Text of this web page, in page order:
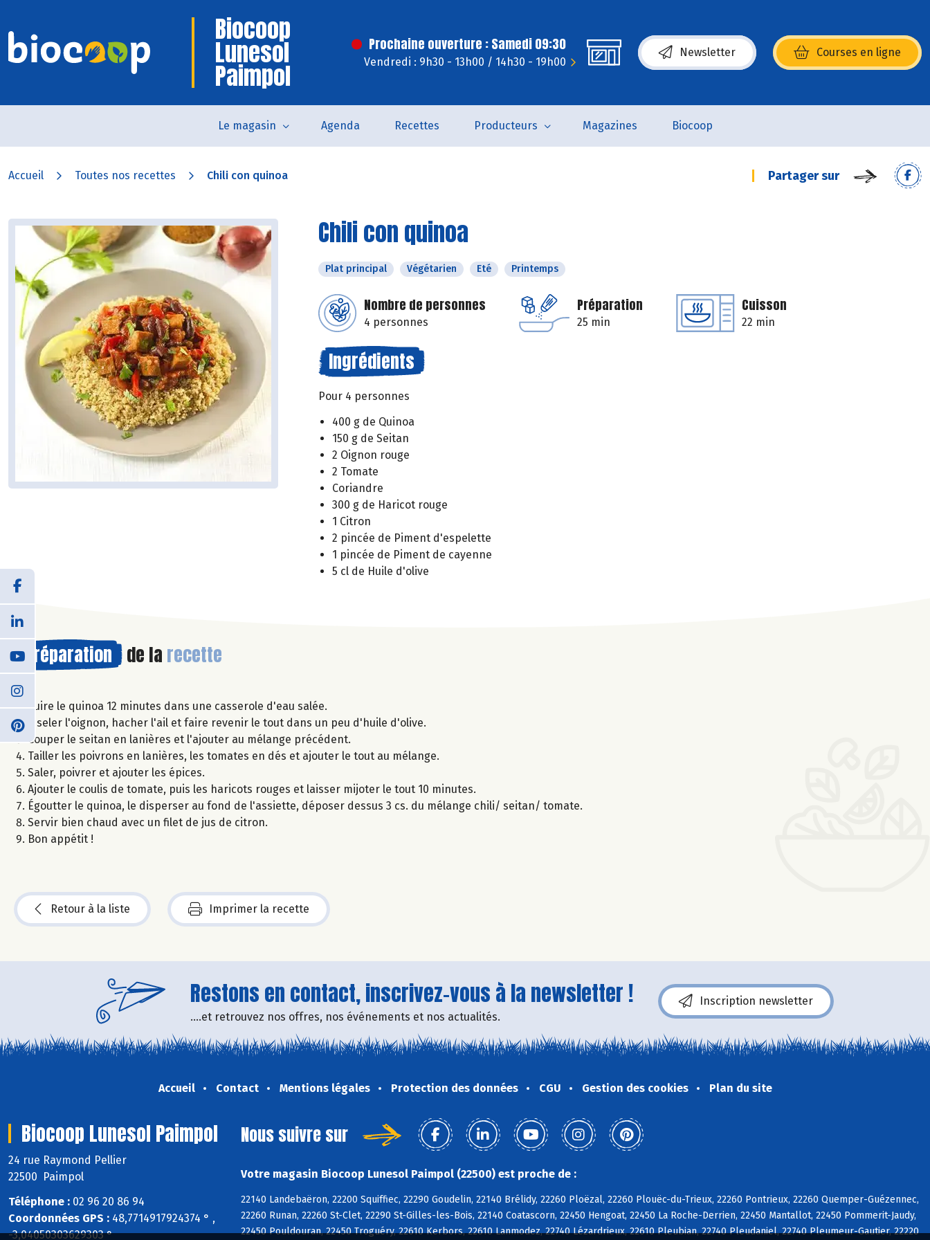
Biocoop
Lunesol
Paimpol
Prochaine ouverture : Samedi 09:30
Vendredi : 9h30 - 13h00 / 14h30 - 19h00
Newsletter Courses en ligne
(s’ouvre dans une nouvelle fenêtre)
Le magasin Agenda Recettes Producteurs Magazines Biocoop
Accueil Toutes nos recettes Chili con quinoa Partager sur
Chili con quinoa
Plat principal Végétarien Eté Printemps
Nombre de personnes
4 personnes
Préparation
25 min
Cuisson
22 min
Ingrédients
Pour 4 personnes
400 g de Quinoa
150 g de Seitan
2 Oignon rouge
2 Tomate
Coriandre
300 g de Haricot rouge
1 Citron
2 pincée de Piment d'espelette
1 pincée de Piment de cayenne
5 cl de Huile d'olive
Préparation de la recette
Cuire le quinoa 12 minutes dans une casserole d'eau salée.
Ciseler l'oignon, hacher l'ail et faire revenir le tout dans un peu d'huile d'olive.
Couper le seitan en lanières et l'ajouter au mélange précédent.
Tailler les poivrons en lanières, les tomates en dés et ajouter le tout au mélange.
Saler, poivrer et ajouter les épices.
Ajouter le coulis de tomate, puis les haricots rouges et laisser mijoter le tout 10 minutes.
Égoutter le quinoa, le disperser au fond de l'assiette, déposer dessus 3 cs. du mélange chili/ seitan/ tomate.
Servir bien chaud avec un filet de jus de citron.
Bon appétit !
Retour à la liste Imprimer la recette
Restons en contact, inscrivez-vous à la newsletter !
....et retrouvez nos offres, nos événements et nos actualités.
Inscription newsletter
Accueil Contact Mentions légales Protection des données CGU Gestion des cookies Plan du site
Biocoop Lunesol Paimpol
24 rue Raymond Pellier
22500 Paimpol
Téléphone : 02 96 20 86 94
Coordonnées GPS : 48,7714917924374 ° ,
-3,04050303629303 °
Nous suivre sur
Votre magasin Biocoop Lunesol Paimpol (22500) est proche de :
22140 Landebaëron, 22200 Squiffiec, 22290 Goudelin, 22140 Brélidy, 22260 Ploëzal, 22260 Plouëc-du-Trieux, 22260 Pontrieux, 22260 Quemper-Guézennec,
22260 Runan, 22260 St-Clet, 22290 St-Gilles-les-Bois, 22140 Coatascorn, 22450 Hengoat, 22450 La Roche-Derrien, 22450 Mantallot, 22450 Pommerit-Jaudy,
22450 Pouldouran, 22450 Troguéry, 22610 Kerbors, 22610 Lanmodez, 22740 Lézardrieux, 22610 Pleubian, 22740 Pleudaniel, 22740 Pleumeur-Gautier, 22220